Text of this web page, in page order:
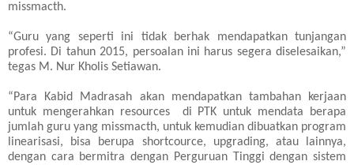
missmacth.
“Guru yang seperti ini tidak berhak mendapatkan tunjangan
profesi. Di tahun 2015, persoalan ini harus segera diselesaikan,”
tegas M. Nur Kholis Setiawan.
“Para Kabid Madrasah akan mendapatkan tambahan kerjaan
untuk mengerahkan resources di
PTK untuk mendata berapa
jumlah guru yang missmacth, untuk kemudian dibuatkan program
linearisasi, bisa berupa shortcource, upgrading, atau lainnya,
dengan cara bermitra dengan Perguruan Tinggi dengan sistem